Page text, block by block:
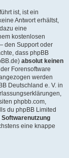
ist, ist ein
Antwort erhältst,
eine
kostenlosen
den Support oder
dass phpBB
absolut keinen
Forensoftware
werden
Deutschland e. V. in
phpbb.com,
du phpBB Limited
Softwarenutzung
eine knappe